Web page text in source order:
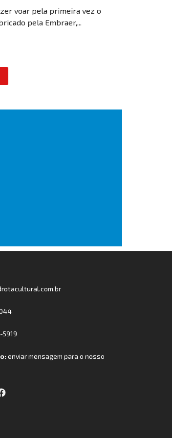
voar pela primeira vez o
pela Embraer,...
5919
enviar mensagem para o nosso